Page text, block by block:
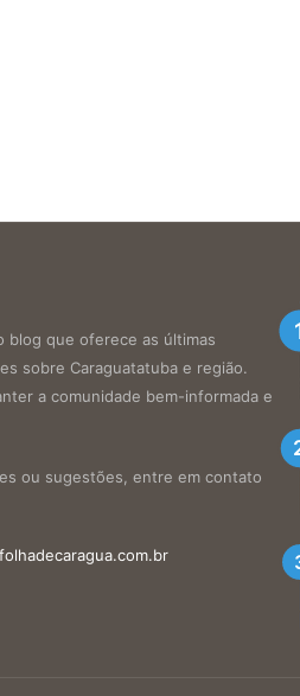
blog que oferece as últimas
sobre Caraguatatuba e região.
a comunidade bem-informada e
ou sugestões, entre em contato